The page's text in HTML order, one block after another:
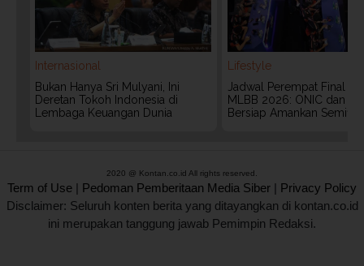
Internasional
Bukan Hanya Sri Mulyani, Ini
Deretan Tokoh Indonesia di
Lembaga Keuangan Dunia
Lifestyle
Jadwal Perempat Final
MLBB 2026: ONIC dan
Bersiap Amankan
2020 @ Kontan.co.id All rights reserved.
Term of Use | Pedoman Pemberitaan Media Siber | Privacy Policy
Disclaimer: Seluruh konten berita yang ditayangkan di kontan.co.id
ini merupakan tanggung jawab Pemimpin Redaksi.